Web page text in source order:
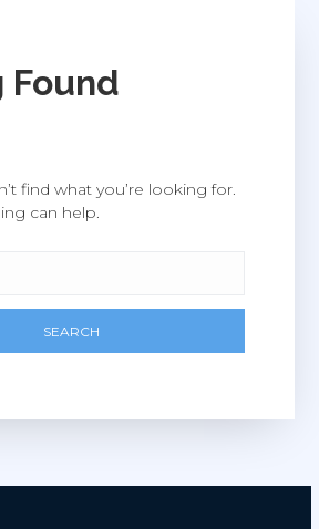
Found
find what you’re looking for.
can help.
SEARCH